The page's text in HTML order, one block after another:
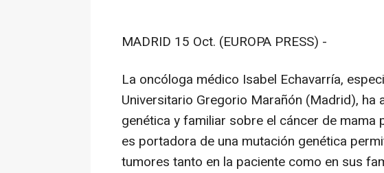
MADRID 15 Oct. (EUROPA PRESS) -
La oncóloga médico Isabel Echavarría,
Universitario Gregorio Marañón (Madrid), ha
genética y familiar sobre el cáncer de mama
es portadora de una mutación genética
tumores tanto en la paciente como en sus